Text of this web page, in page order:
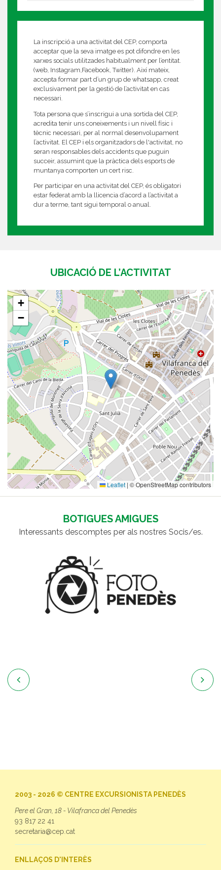
La inscripció a una activitat del CEP, comporta
acceptar que la seva imatge es pot difondre en les
xarxes socials utilitzades habitualment per l’entitat.
(web, Instagram,Facebook, Twitter). Així mateix,
accepta formar part d’un grup de whatsapp, creat
exclusivament per la gestió de l’activitat en cas
necessari.
Tota persona que s’inscrigui a una sortida del CEP,
acredita tenir uns coneixements i un nivell físic i
tècnic necessari, per al normal desenvolupament
l’activitat. El CEP i els organitzadors de l'activitat, no
seran responsables dels accidents que puguin
succeir, assumint que la pràctica dels esports de
muntanya comporten un cert risc.
Per participar en una activitat del CEP, és obligatori
estar federat amb la llicencia d’acord a l’activitat a
dur a terme, tant sigui temporal o anual.
UBICACIÓ DE L’ACTIVITAT
+
−
Leaflet | © OpenStreetMap contributors
BOTIGUES AMIGUES
Interessants descomptes per als nostres Socis/es.
 
2003 - 2026 © CENTRE EXCURSIONISTA PENEDÈS
Pere el Gran, 18 - Vilafranca del Penedès
93 817 22 41
secretaria@cep.cat
ENLLAÇOS D'INTERÈS